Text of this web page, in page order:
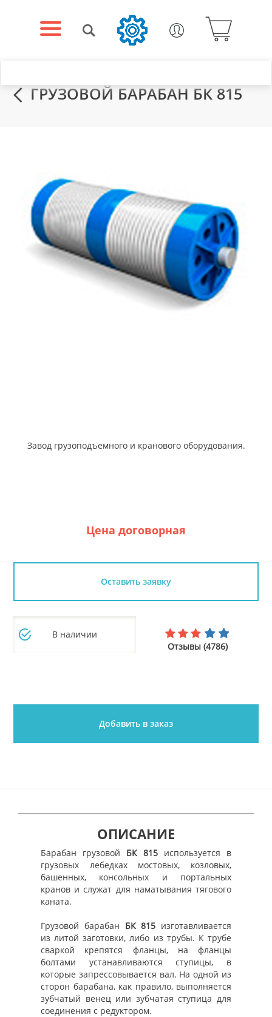
ГРУЗОВОЙ БАРАБАН БК 815
Завод грузоподъемного и кранового оборудования.
Цена договорная
Оставить заявку
В наличии
Отзывы (4786)
Добавить в заказ
ОПИСАНИЕ
Барабан грузовой БК 815 используется в
грузовых лебедках мостовых, козловых,
башенных, консольных и портальных
кранов и служат для наматывания тягового
каната.
Грузовой барабан БК 815 изготавливается
из литой заготовки, либо из трубы. К трубе
сваркой крепятся фланцы, на фланцы
болтами устанавливаются ступицы, в
которые запрессовывается вал. На одной из
сторон барабана, как правило, выполняется
зубчатый венец или зубчатая ступица для
соединения с редуктором.